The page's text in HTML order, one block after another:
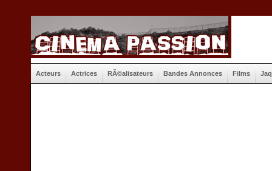
Acteurs Actrices RÃ©alisateurs Bandes Annonces Films